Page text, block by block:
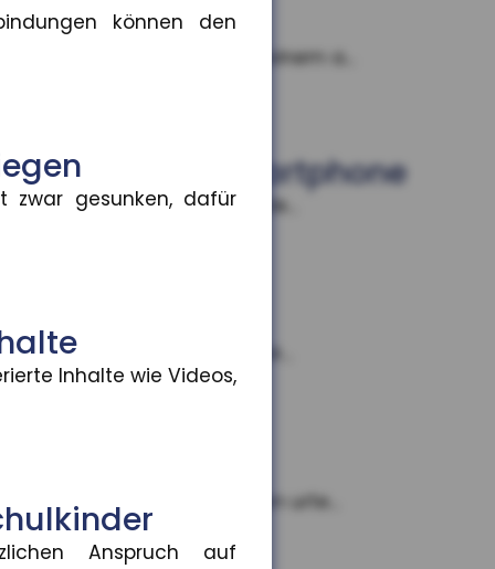
können den
zwar gesunken, dafür
Inhalte wie Videos,
Anspruch auf
Nach einem a...
auf dem Smartphone
Bezahlfunktionen bünde...
Altersvorsorge
deutsche Versicherungswir...
Das Amtsgericht München urte...